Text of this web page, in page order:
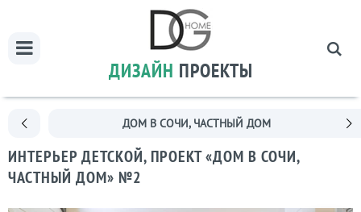
ДИЗАЙН ПРОЕКТЫ
ДОМ В СОЧИ, ЧАСТНЫЙ ДОМ
ИНТЕРЬЕР ДЕТСКОЙ, ПРОЕКТ «ДОМ В СОЧИ,
ЧАСТНЫЙ ДОМ» №2